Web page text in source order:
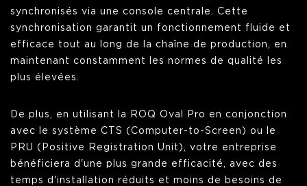
synchronisés via une console centrale. Cette
synchronisation garantit un fonctionnement fluide et
efficace tout au long de la chaîne de production, en
maintenant constamment les normes de qualité les
plus élevées.
De plus, en utilisant la ROQ Oval Pro en conjonction
avec le système CTS (Computer-to-Screen) ou le
PRU (Positive Registration Unit), votre entreprise
bénéficiera d'une plus grande efficacité, avec des
temps d'installation réduits et moins de besoins de